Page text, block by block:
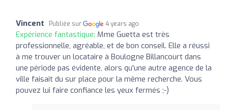
Vincent Publiée sur 4 years ago
Expérience fantastique: Mme Guetta est très
professionnelle, agréable, et de bon conseil. Elle a réussi
à me trouver un locataire à Boulogne Billancourt dans
une période pas évidente, alors qu'une autre agence de la
ville faisait du sur place pour la même recherche. Vous
pouvez lui faire confiance les yeux fermés ;-)